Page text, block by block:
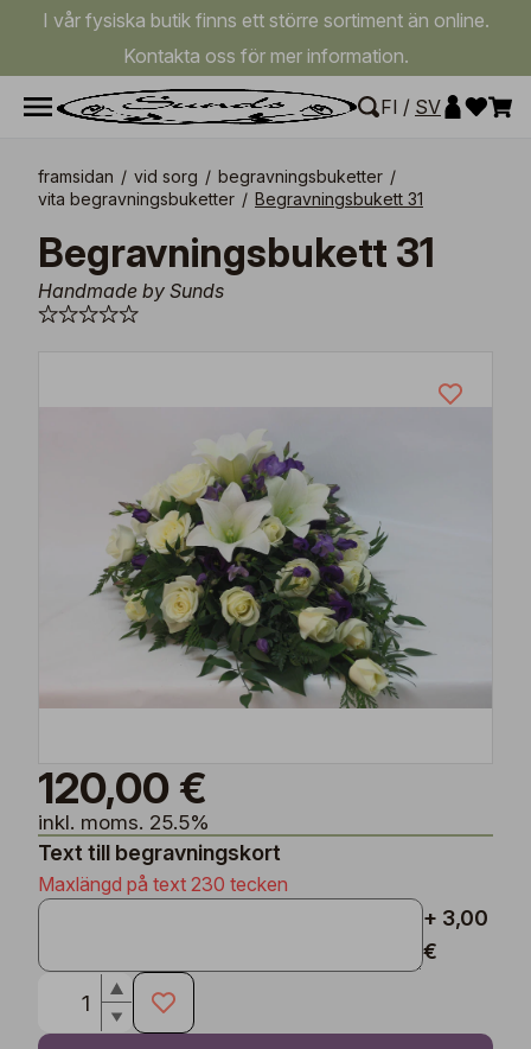
I vår fysiska butik finns ett större sortiment än online.
Kontakta oss för mer information.
FI / SV
framsidan / vid sorg / begravningsbuketter /
vita begravningsbuketter / Begravningsbukett 31
Begravningsbukett 31
Handmade by Sunds
120,00 €
inkl. moms. 25.5%
Text till begravningskort
Maxlängd på text 230 tecken
+ 3,00
€